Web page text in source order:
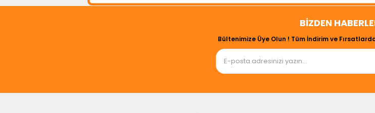
BIZDEN
Bültenimize Üye Olun ! Tüm İndirim ve